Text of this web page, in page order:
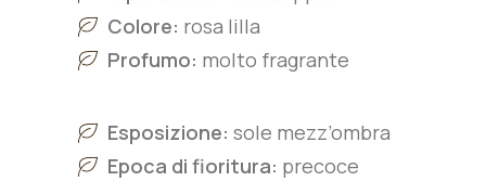
Colore: rosa lilla
Profumo: molto fragrante
Esposizione: sole mezz’ombra
Epoca di fioritura: precoce